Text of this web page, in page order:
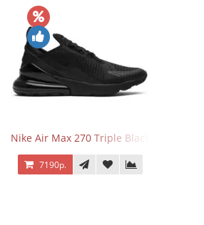
Nike Air Max 270 Triple Black
7190р.